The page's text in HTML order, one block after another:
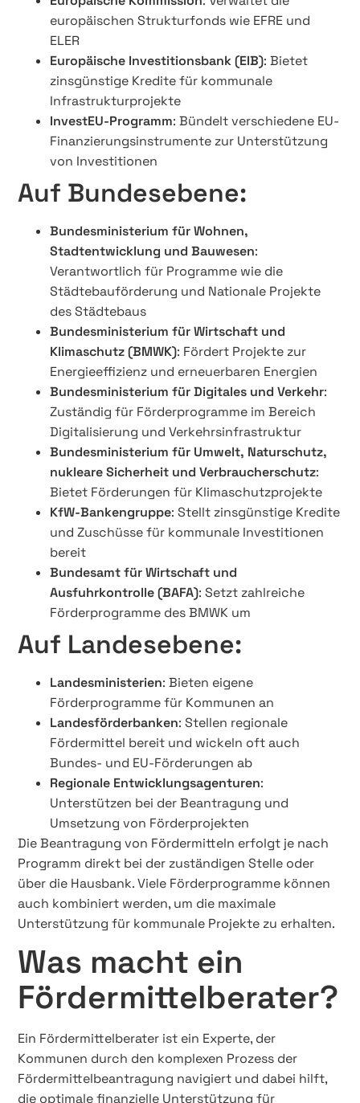
europäischen Strukturfonds wie EFRE und
ELER
Europäische Investitionsbank (EIB): Bietet
zinsgünstige Kredite für kommunale
Infrastrukturprojekte
InvestEU-Programm: Bündelt verschiedene EU-
Finanzierungsinstrumente zur Unterstützung
von Investitionen
Auf Bundesebene:
Bundesministerium für Wohnen,
Stadtentwicklung und Bauwesen:
Verantwortlich für Programme wie die
Städtebauförderung und Nationale Projekte
des Städtebaus
Bundesministerium für Wirtschaft und
Klimaschutz (BMWK): Fördert Projekte zur
Energieeffizienz und erneuerbaren Energien
Bundesministerium für Digitales und Verkehr:
Zuständig für Förderprogramme im Bereich
Digitalisierung und Verkehrsinfrastruktur
Bundesministerium für Umwelt, Naturschutz,
nukleare Sicherheit und Verbraucherschutz:
Bietet Förderungen für Klimaschutzprojekte
KfW-Bankengruppe: Stellt zinsgünstige Kredite
und Zuschüsse für kommunale Investitionen
bereit
Bundesamt für Wirtschaft und
Ausfuhrkontrolle (BAFA): Setzt zahlreiche
Förderprogramme des BMWK um
Auf Landesebene:
Landesministerien: Bieten eigene
Förderprogramme für Kommunen an
Landesförderbanken: Stellen regionale
Fördermittel bereit und wickeln oft auch
Bundes- und EU-Förderungen ab
Regionale Entwicklungsagenturen:
Unterstützen bei der Beantragung und
Umsetzung von Förderprojekten
Die Beantragung von Fördermitteln erfolgt je nach
Programm direkt bei der zuständigen Stelle oder
über die Hausbank. Viele Förderprogramme können
auch kombiniert werden, um die maximale
Unterstützung für kommunale Projekte zu erhalten.
Was macht ein
Fördermittelberater?
Ein Fördermittelberater ist ein Experte, der
Kommunen durch den komplexen Prozess der
Fördermittelbeantragung navigiert und dabei hilft,
die optimale finanzielle Unterstützung für